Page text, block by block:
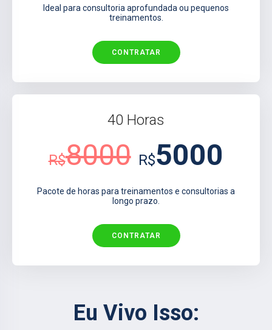
Ideal para consultoria aprofundada ou pequenos
treinamentos.
CONTRATAR
40 Horas
R$8000 R$5000
Pacote de horas para treinamentos e consultorias a
longo prazo.
CONTRATAR
Eu Vivo Isso: